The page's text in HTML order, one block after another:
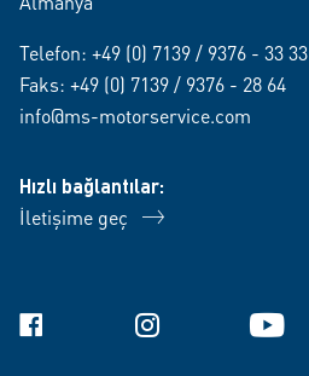
Telefon: +49 (0) 7139 / 9376 - 33 33
Faks: +49 (0) 7139 / 9376 - 28 64
info@ms-motorservice.com
Hızlı bağlantılar:
İletişime geç
Facebook Instagram YouTube